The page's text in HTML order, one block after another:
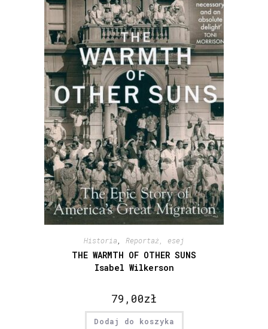
Historia Reportaż, esej
THE WARMTH OF OTHER SUNS
Isabel Wilkerson
79,00zł
Dodaj do koszyka